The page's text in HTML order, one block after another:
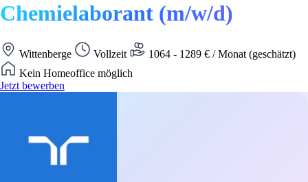
Chemielaborant (m/w/d)
Wittenberge Vollzeit
1064 - 1289 € / Monat (geschätzt)
Kein Homeoffice möglich
Jetzt bewerben